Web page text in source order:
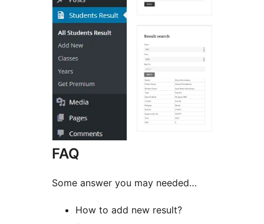
FAQ
Some answer you may needed…
How to add new result?